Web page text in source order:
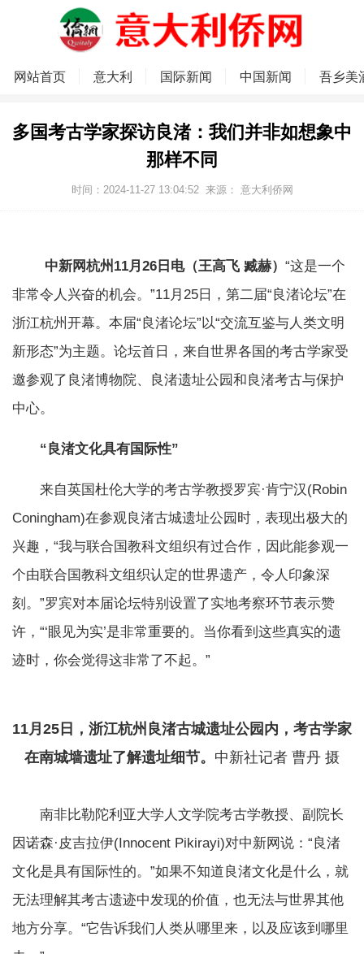
网站首页 意大利 国际新闻 中国新闻 吾乡美
多国考古学家探访良渚：我们并非如想象中
那样不同
时间：2024-11-27 13:04:52 来源： 意大利侨网
中新网杭州11月26日电（王高飞 臧赫） “这是一个
非常令人兴奋的机会。”11月25日，第二届“良渚论坛”在
浙江杭州开幕。本届“良渚论坛”以“交流互鉴与人类文明
新形态”为主题。论坛首日，来自世界各国的考古学家受
邀参观了良渚博物院、良渚遗址公园和良渚考古与保护
中心。
“良渚文化具有国际性”
来自英国杜伦大学的考古学教授罗宾·肯宁汉(Robin
Coningham)在参观良渚古城遗址公园时，表现出极大的
兴趣，“我与联合国教科文组织有过合作，因此能参观一
个由联合国教科文组织认定的世界遗产，令人印象深
刻。”罗宾对本届论坛特别设置了实地考察环节表示赞
许，“‘眼见为实’是非常重要的。当你看到这些真实的遗
迹时，你会觉得这非常了不起。”
11月25日，浙江杭州良渚古城遗址公园内，考古学家
在南城墙遗址了解遗址细节。 中新社记者 曹丹 摄
南非比勒陀利亚大学人文学院考古学教授、副院长
因诺森·皮吉拉伊(Innocent Pikirayi)对中新网说：“良渚
文化是具有国际性的。”如果不知道良渚文化是什么，就
无法理解其考古遗迹中发现的价值，也无法与世界其他
地方分享。“它告诉我们人类从哪里来，以及应该到哪里